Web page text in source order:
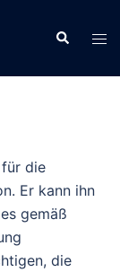
Suche
die
Er kann ihn
gemäß
die